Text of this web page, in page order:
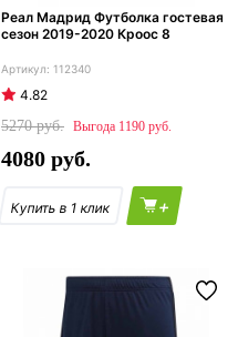
Реал Мадрид Футболка гостевая
сезон 2019-2020 Кроос 8
112340
4.82
5270
1190
4080
+